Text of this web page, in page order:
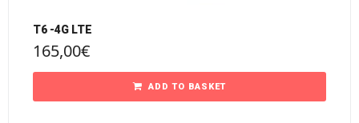
T6 -4G LTE
165,00€
ADD TO BASKET